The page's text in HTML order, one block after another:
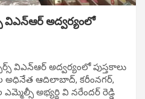
విఎన్ఆర్ అద్వర్యంలో
విఎన్ఆర్ అద్వర్యంలో పుస్తకాలు
అధినేత ఆదిలాబాద్, కరీంనగర్,
అభ్యర్థి వి నరేందర్ రెడ్డి